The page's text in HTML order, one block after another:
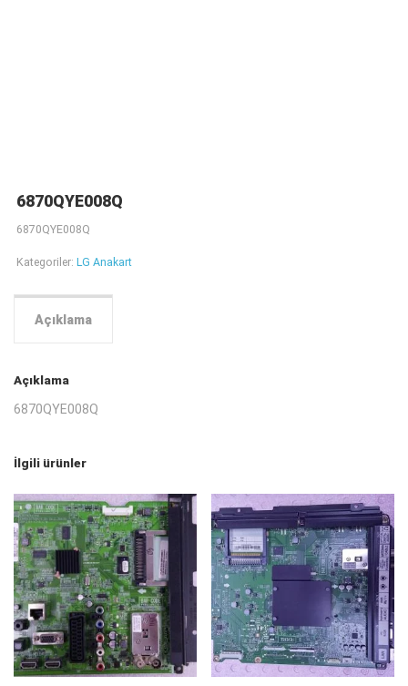
6870QYE008Q
6870QYE008Q
Kategoriler: LG Anakart
Açıklama
Açıklama
6870QYE008Q
İlgili ürünler